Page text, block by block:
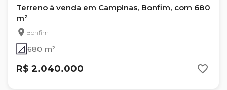
Terreno à venda em Campinas, Bonfim, com 680
m²
Bonfim
680 m²
R$ 2.040.000